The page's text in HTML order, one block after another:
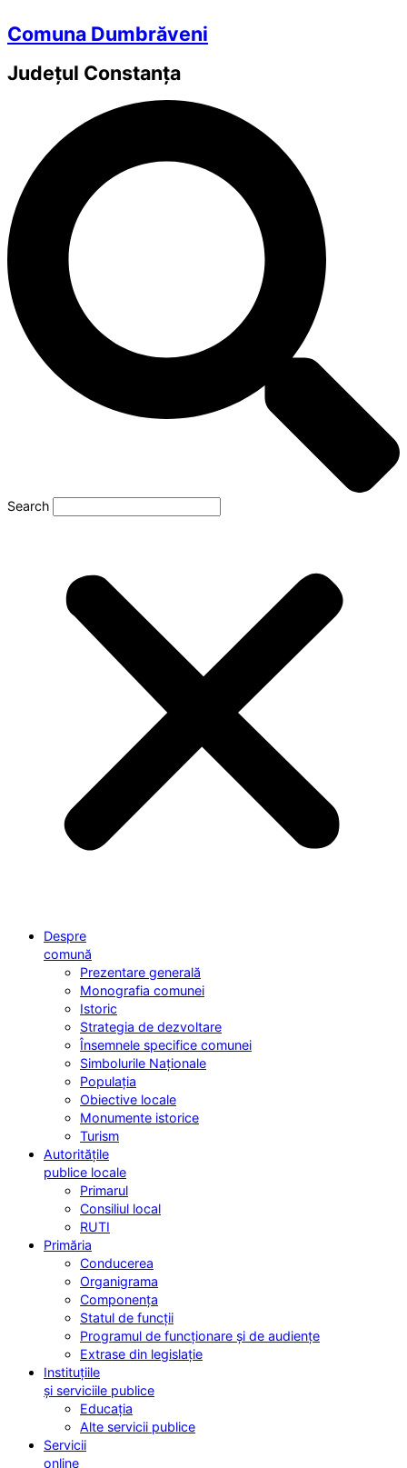
Comuna Dumbrăveni
Județul Constanța
Search
Despre
comună
Prezentare generală
Monografia comunei
Istoric
Strategia de dezvoltare
Însemnele specifice comunei
Simbolurile Naționale
Populația
Obiective locale
Monumente istorice
Turism
Autoritățile
publice locale
Primarul
Consiliul local
RUTI
Primăria
Conducerea
Organigrama
Componența
Statul de funcții
Programul de funcționare și de audiențe
Extrase din legislație
Instituțiile
și serviciile publice
Educația
Alte servicii publice
Servicii
online